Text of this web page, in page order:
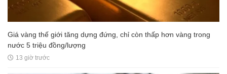
Giá vàng thế giới tăng dựng đứng, chỉ còn thấp hơn vàng trong
nước 5 triệu đồng/lượng
13 giờ trước